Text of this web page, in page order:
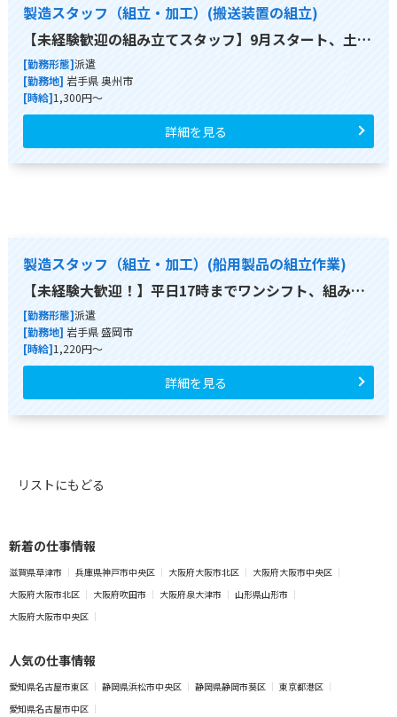
製造スタッフ（組立・加工）(搬送装置の組立)
【未経験歓迎の組み立てスタッフ】9月スタート、土…
[勤務形態]派遣
[勤務地] 岩手県 奥州市
[時給]1,300円～
詳細を見る
製造スタッフ（組立・加工）(船用製品の組立作業)
【未経験大歓迎！】平日17時までワンシフト、組み…
[勤務形態]派遣
[勤務地] 岩手県 盛岡市
[時給]1,220円～
詳細を見る
リストにもどる
新着の仕事情報
滋賀県草津市 兵庫県神戸市中央区 大阪府大阪市北区
大阪府大阪市中央区
大阪府大阪市北区
大阪府吹田市 大阪府泉大津市
山形県山形市
大阪府大阪市中央区
人気の仕事情報
愛知県名古屋市東区 静岡県浜松市中央区 静岡県静岡市葵区
東京都港区
愛知県名古屋市中区